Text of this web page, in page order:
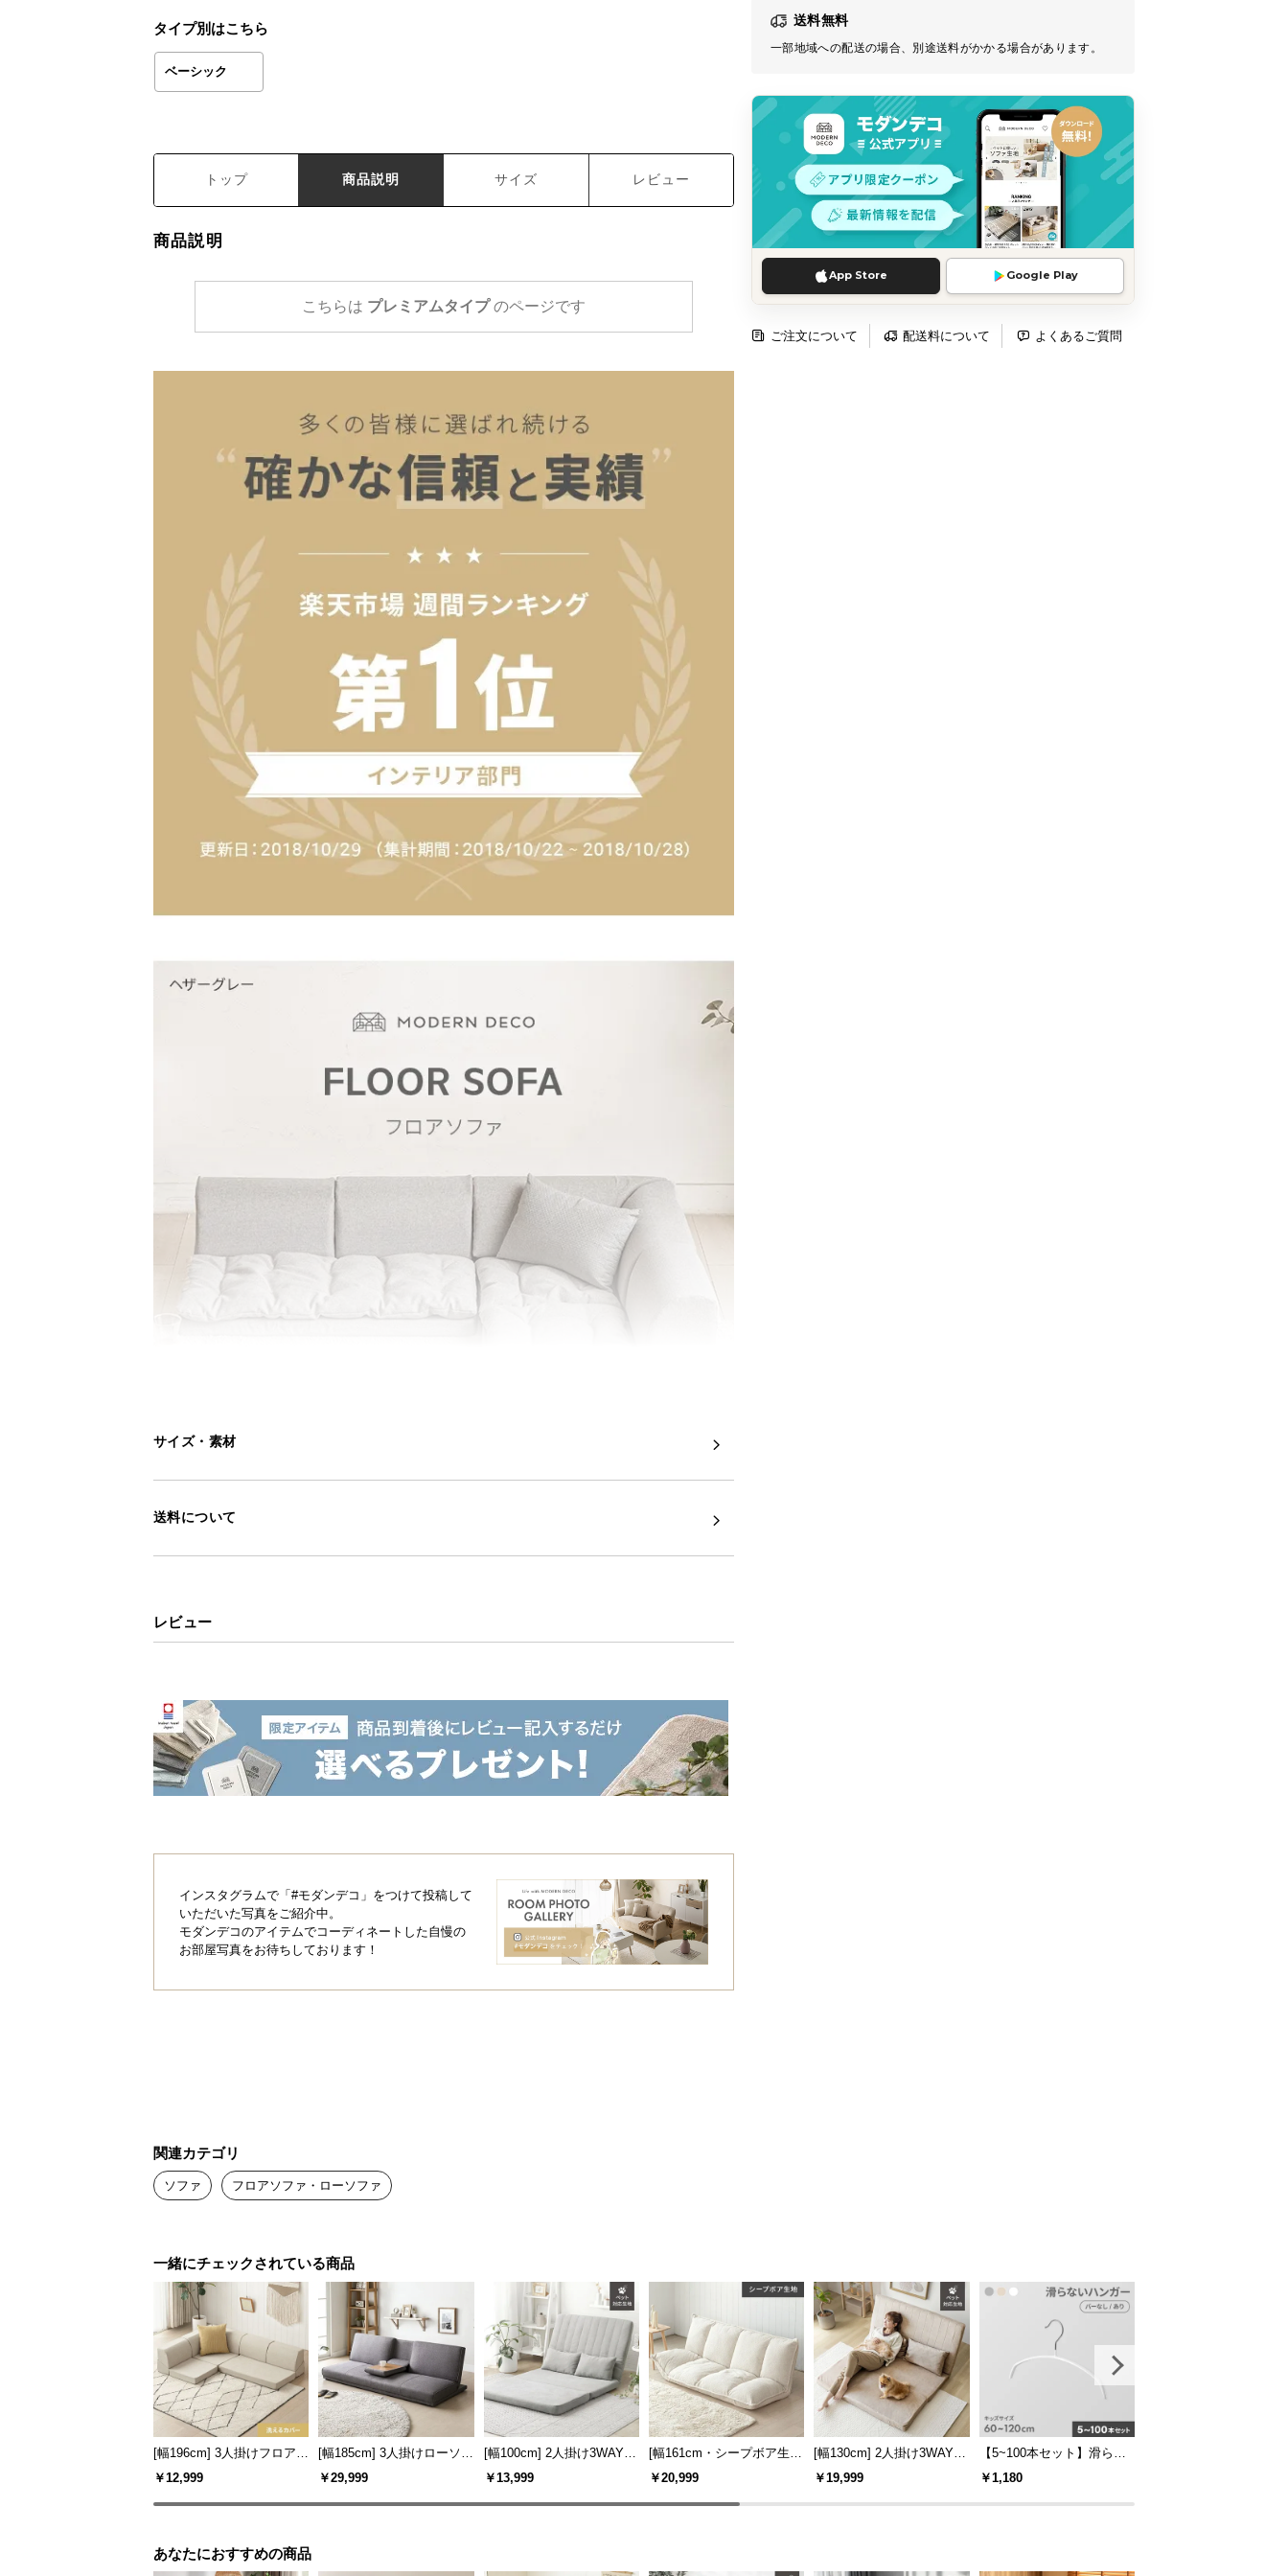
送料無料
一部地域への配送の場合、別途送料がかかる場合があります。
App Store Google Play
ご注文について 配送料について よくあるご質問
タイプ別はこちら
ベーシック
トップ 商品説明 サイズ レビュー
商品説明
こちらは プレミアムタイプのページです
サイズ・素材
送料について
レビュー
インスタグラムで「#モダンデコ」をつけて投稿して
いただいた写真をご紹介中。
モダンデコのアイテムでコーディネートした自慢の
お部屋写真をお待ちしております！
関連カテゴリ
ソファ フロアソファ・ローソファ
一緒にチェックされている商品
[幅196cm] 3人掛けフロアソ
ファ
￥12,999
[幅185cm] 3人掛けローソフ
ァー リクライニング 格納
式テーブル付き アームレス
フロアソファ
￥29,999
[幅100cm] 2人掛け3WAYリ
クライニングソファ コンパ
クトタイプ
￥13,999
[幅161cm・シープボア生
地] 2人掛けフロアソファ 座
椅子タイプ リクライニング
￥20,999
[幅130cm] 2人掛け3WAYリ
クライニングソファ
￥19,999
【5~100本セット】滑らな
いハンガー キッズサイズ
￥1,180
あなたにおすすめの商品